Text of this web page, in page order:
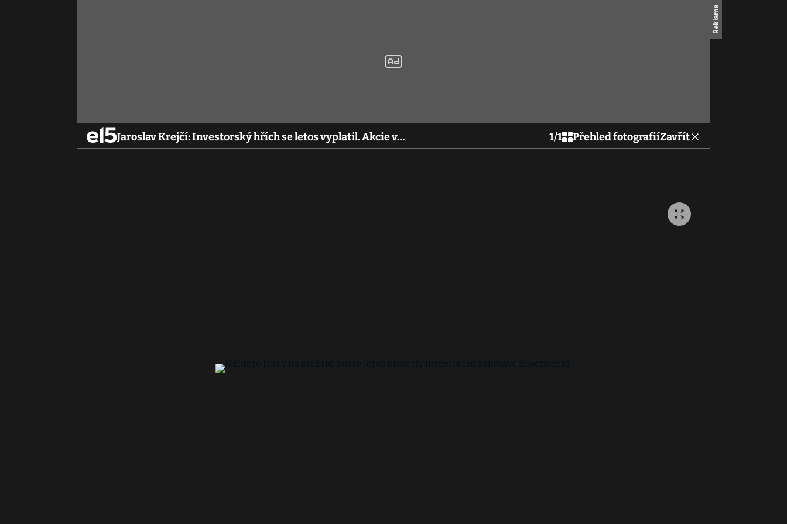
Jaroslav Krejčí: Investorský hřích se letos vyplatil. Akcie v… 1/1 Přehled fotografiíZavřít